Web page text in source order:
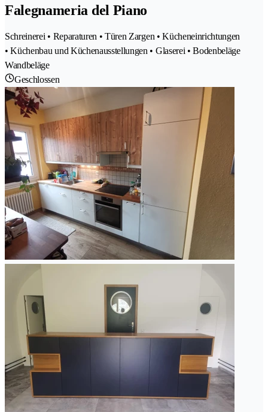
Falegnameria del Piano
Schreinerei • Reparaturen • Türen Zargen • Kücheneinrichtungen
• Küchenbau und Küchenausstellungen • Glaserei • Bodenbeläge
Wandbeläge
Geschlossen